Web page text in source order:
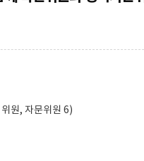
원, 자문위원 6)